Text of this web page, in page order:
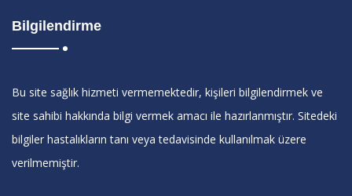
Bilgilendirme
Bu site sağlık hizmeti vermemektedir, kişileri bilgilendirmek ve
site sahibi hakkında bilgi vermek amacı ile hazırlanmıştır. Sitedeki
bilgiler hastalıkların tanı veya tedavisinde kullanılmak üzere
verilmemiştir.